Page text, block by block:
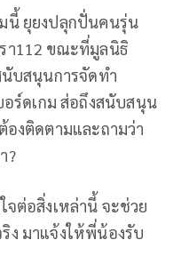
นี้ ยุยงปลุกปั่นคนรุ่น
า112 ขณะที่มูลนิธิ
บสนุนการจัดทำ
อร์ดเกม ส่อถึงสนับสนุน
งติดตามและถามว่า
?
ต่อสิ่งเหล่านี้ จะช่วย
ง มาแจ้งให้พี่น้องรับ